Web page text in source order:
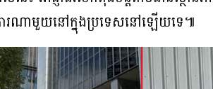
គារណាមួយនៅក្នុងប្រទេសនៅឡើយទេ៕